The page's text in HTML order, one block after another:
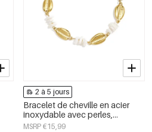
2 à 5 jours
Bracelet de cheville en acier
inoxydable avec perles,
collection Simple Daily Simple,
MSRP €15,99